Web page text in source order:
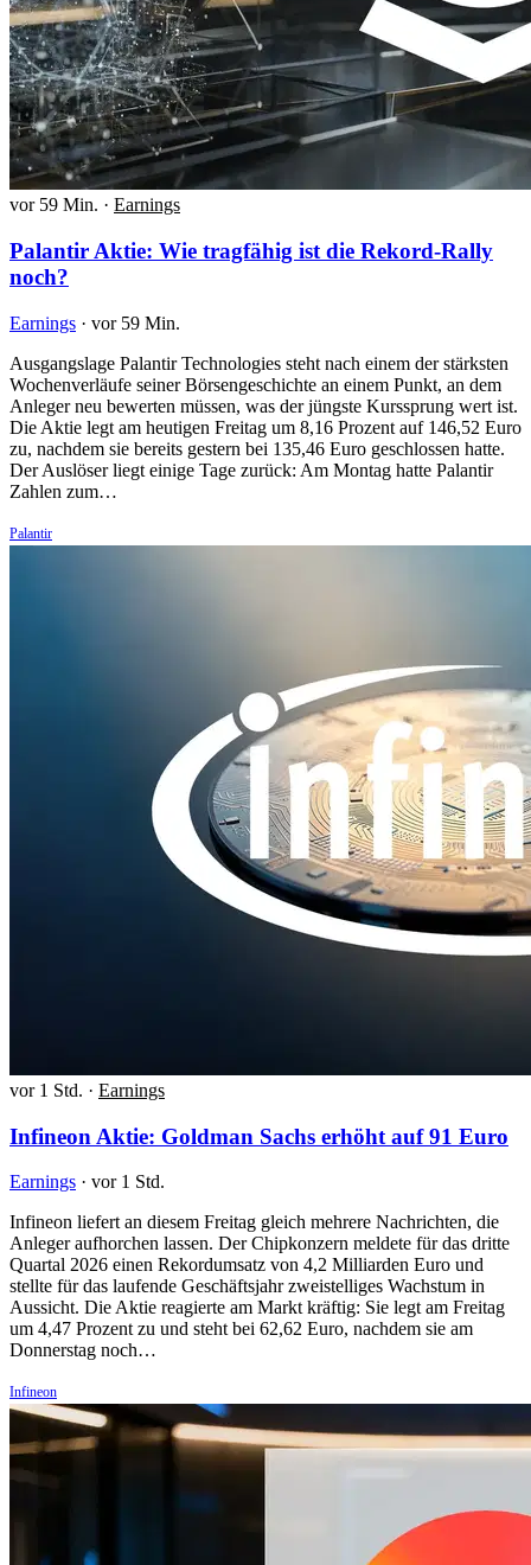
vor 59 Min. · Earnings
Palantir Aktie: Wie tragfähig ist die Rekord-Rally
noch?
Earnings · vor 59 Min.
Ausgangslage Palantir Technologies steht nach einem der stärksten
Wochenverläufe seiner Börsengeschichte an einem Punkt, an dem
Anleger neu bewerten müssen, was der jüngste Kurssprung wert ist.
Die Aktie legt am heutigen Freitag um 8,16 Prozent auf 146,52 Euro
zu, nachdem sie bereits gestern bei 135,46 Euro geschlossen hatte.
Der Auslöser liegt einige Tage zurück: Am Montag hatte Palantir
Zahlen zum…
Palantir
vor 1 Std. · Earnings
Infineon Aktie: Goldman Sachs erhöht auf 91 Euro
Earnings · vor 1 Std.
Infineon liefert an diesem Freitag gleich mehrere Nachrichten, die
Anleger aufhorchen lassen. Der Chipkonzern meldete für das dritte
Quartal 2026 einen Rekordumsatz von 4,2 Milliarden Euro und
stellte für das laufende Geschäftsjahr zweistelliges Wachstum in
Aussicht. Die Aktie reagierte am Markt kräftig: Sie legt am Freitag
um 4,47 Prozent zu und steht bei 62,62 Euro, nachdem sie am
Donnerstag noch…
Infineon